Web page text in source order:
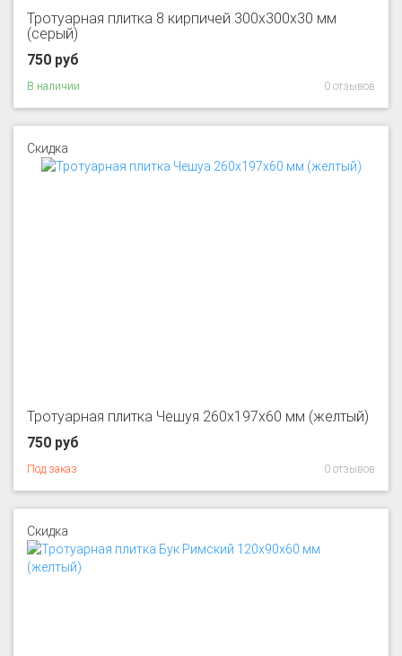
Тротуарная плитка 8 кирпичей 300x300x30 мм
(серый)
750 руб
В наличии 0 отзывов
Скидка
Тротуарная плитка Чешуя 260x197x60 мм (желтый)
750 руб
Под заказ 0 отзывов
Скидка